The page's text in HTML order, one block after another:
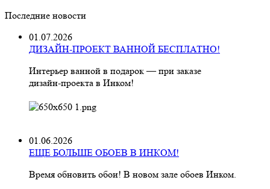
Последние новости
01.07.2026
ДИЗАЙН-ПРОЕКТ ВАННОЙ БЕСПЛАТНО!
Интерьер ванной в подарок — при заказе
дизайн‑проекта в Инком!
01.06.2026
ЕЩЕ БОЛЬШЕ ОБОЕВ В ИНКОМ!
Время обновить обои! В новом зале обоев Инком.